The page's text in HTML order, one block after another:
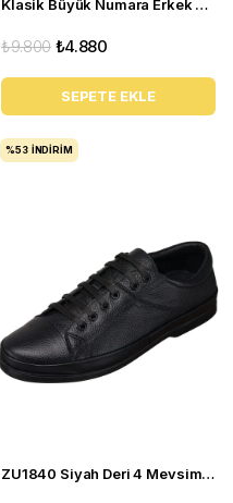
Klasik Büyük Numara Erkek Ayakkabı - NR1954 Taba
₺4.880
₺9.800
SEPETE EKLE
ZU1840 Siyah Deri 4 Mevsim Büyük Numara Üst Kalite Erkek Ayakkabısı
%53 İNDIRIM